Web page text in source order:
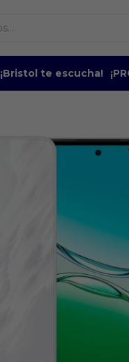
¡Bristol te escucha!